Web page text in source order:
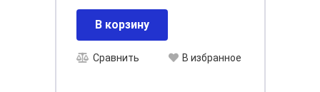
В корзину
Сравнить В избранное